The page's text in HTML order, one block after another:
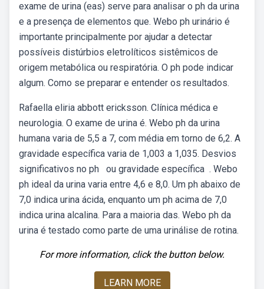
exame de urina (eas) serve para analisar o ph da urina
e a presença de elementos que. Webo ph urinário é
importante principalmente por ajudar a detectar
possíveis distúrbios eletrolíticos sistêmicos de
origem metabólica ou respiratória. O ph pode indicar
algum. Como se preparar e entender os resultados.
Rafaella eliria abbott ericksson. Clínica médica e
neurologia. O exame de urina é. Webo ph da urina
humana varia de 5,5 a 7, com média em torno de 6,2. A
gravidade específica varia de 1,003 a 1,035. Desvios
significativos no ph ou gravidade específica . Webo
ph ideal da urina varia entre 4,6 e 8,0. Um ph abaixo de
7,0 indica urina ácida, enquanto um ph acima de 7,0
indica urina alcalina. Para a maioria das. Webo ph da
urina é testado como parte de uma urinálise de rotina.
For more information, click the button below.
LEARN MORE